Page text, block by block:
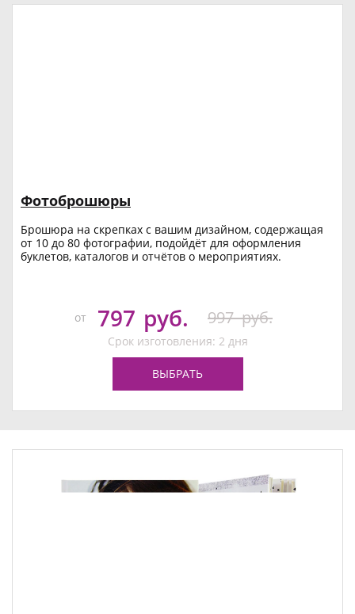
Фотоброшюры
Брошюра на скрепках с вашим дизайном, содержащая
от 10 до 80 фотографии, подойдёт для оформления
буклетов, каталогов и отчётов о мероприятиях.
от 797 руб. 997 руб.
Срок изготовления: 2 дня
ВЫБРАТЬ